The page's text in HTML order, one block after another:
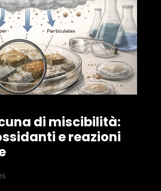
di miscibilità:
e reazioni